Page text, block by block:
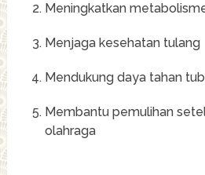
Meningkatkan
Menjaga kesehatan tulang
Mendukung daya tahan
Membantu pemulihan
olahraga